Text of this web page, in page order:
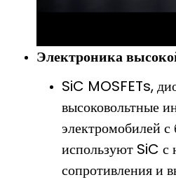
Электроника
SiC MOSFETs,
высоковольтные
электромобилей с
используют SiC с
сопротивления и